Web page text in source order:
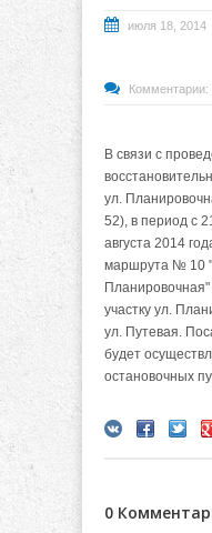
июля 18, 2014
Комментарии:
В связи с
ул.
52), в период с
августа 2014
маршрута № 10
участку ул.
ул. Путевая.
будет
остановочных
0